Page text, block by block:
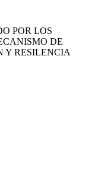
POR LOS
DE
Y RESILENCIA